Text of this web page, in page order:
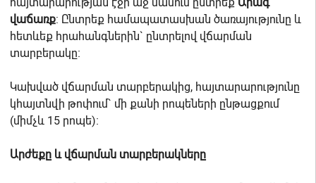
վաճառք: Ընտրեք համապատասխան ծառայությունը և
հետևեք հրահանգներին` ընտրելով վճարման
տարբերակը։
Կախված վճարման տարբերակից, հայտարարությունը
կհայտնվի թոփում` մի քանի րոպեների ընթացքում
(միմչև 15 րոպե)։
Արժեքը և վճարման տարբերակները